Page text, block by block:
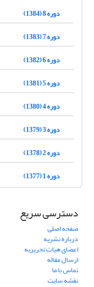
دوره 8 (1384)
دوره 7 (1383)
دوره 6 (1382)
دوره 5 (1381)
دوره 4 (1380)
دوره 3 (1379)
دوره 2 (1378)
دوره 1 (1377)
دسترسی سریع
صفحه اصلی
درباره نشریه
اعضای هیات تحریریه
ارسال مقاله
تماس با ما
نقشه سایت